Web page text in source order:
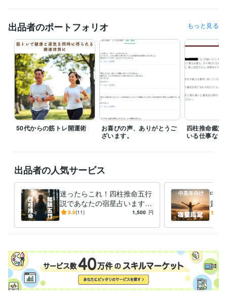
経験職種
クリエイター / ライター・編集
医療・介護 / 薬剤師 経験年数 : 26年
ライフスタイル・その他 / 占い師
ライフスタイル・その他 / 講師・インストラクター 経験年数 : 10年
ライフスタイル・その他 / その他 経験年数 : 10年
受賞歴
日常生活の東洋的考え方・生活の方法 ネットワークが紡ぐ、医療の
これから 陰陽五行を組み合わせた相性の秘密 縁を繋ぐ食事術（モテ
薬剤師 取得年 : 1995年
四柱推命鑑定士 取得年 : 1999年
日本語教師 取得年 : 2021年
得意分野
占い 四柱推命（誕生年月日）により宿星鑑定
四柱推命 占い
学習指導・資格・キャリア相談 日本語教師
語学力
英語 ビジネスレベル
出品者のポートフォリオ もっと見る
50代からの筋トレ開運術
お喜びの声、ありがとうご
ざいます。
四柱推命鑑定
いる仕事など
出品者の人気サービス
迷ったらこれ！四柱推命五行
説であなたの宿星占います
【鑑定歴30年】自分自身の適
ス
5.0(11) 1,500 円
中高
貴方
ラフ
鑑定